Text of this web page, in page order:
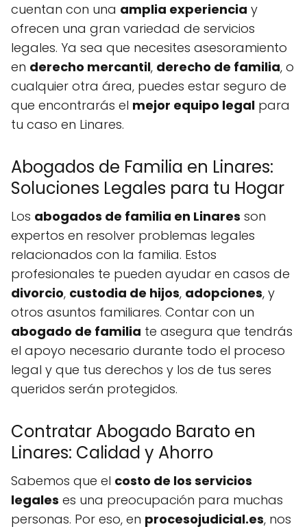
cuentan con una amplia experiencia y
ofrecen una gran variedad de servicios
legales. Ya sea que necesites asesoramiento
en derecho mercantil, derecho de familia, o
cualquier otra área, puedes estar seguro de
que encontrarás el mejor equipo legal para
tu caso en Linares.
Abogados de Familia en Linares:
Soluciones Legales para tu Hogar
Los abogados de familia en Linares son
expertos en resolver problemas legales
relacionados con la familia. Estos
profesionales te pueden ayudar en casos de
divorcio, custodia de hijos, adopciones, y
otros asuntos familiares. Contar con un
abogado de familia te asegura que tendrás
el apoyo necesario durante todo el proceso
legal y que tus derechos y los de tus seres
queridos serán protegidos.
Contratar Abogado Barato en
Linares: Calidad y Ahorro
Sabemos que el costo de los servicios
legales es una preocupación para muchas
personas. Por eso, en procesojudicial.es, nos